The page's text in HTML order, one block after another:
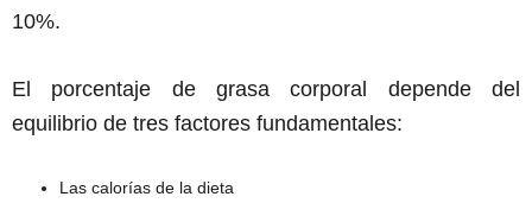
10%.
El porcentaje de grasa corporal depende del
equilibrio de tres factores fundamentales:
Las calorías de la dieta